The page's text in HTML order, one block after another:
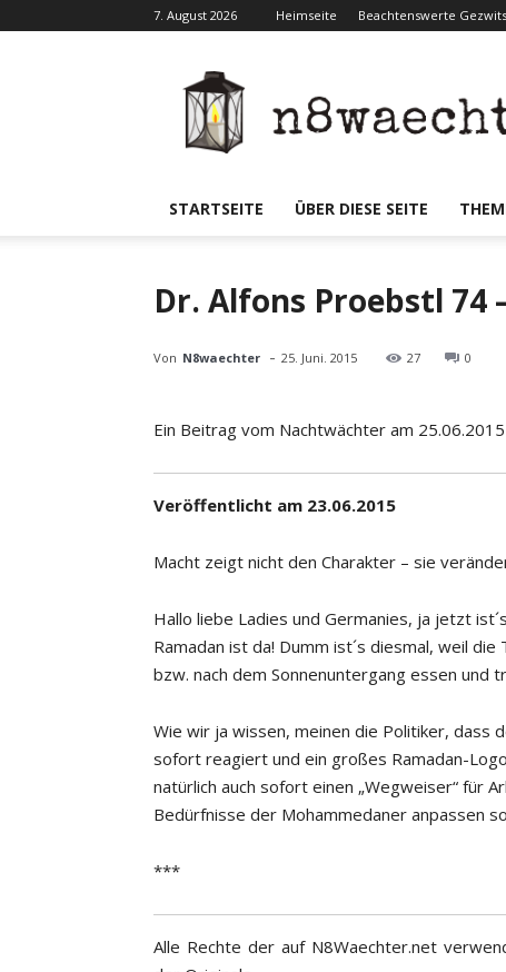
7. August 2026 Heimseite Beachtenswerte
STARTSEITE ÜBER DIESE SEITE
Dr. Alfons Proebstl 74 –
Von N8waechter - 25. Juni. 2015 27 0
Ein Beitrag vom Nachtwächter am 25.06.2015
Veröffentlicht am 23.06.2015
Macht zeigt nicht den Charakter – sie
Hallo liebe Ladies und Germanies, ja jetzt
Ramadan ist da! Dumm ist´s diesmal, weil
bzw. nach dem Sonnenuntergang essen und
Wie wir ja wissen, meinen die Politiker, dass
sofort reagiert und ein großes Ramadan-
natürlich auch sofort einen „Wegweiser“ für
Bedürfnisse der Mohammedaner anpassen
***
Alle Rechte der auf N8Waechter.net